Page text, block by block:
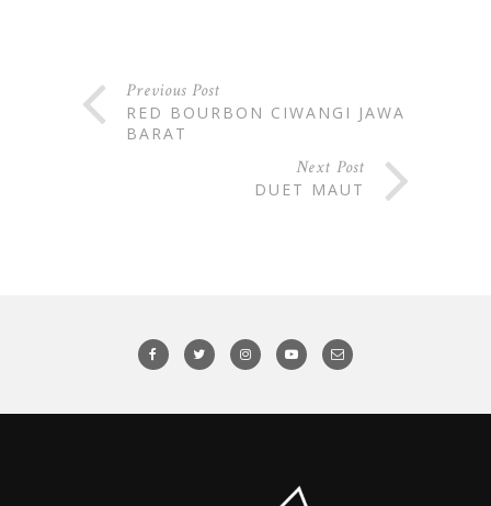
Previous Post
RED BOURBON CIWANGI JAWA
BARAT
Next Post
DUET MAUT